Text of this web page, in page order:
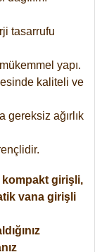
tasarrufu
yapı.
kaliteli ve
gereksiz ağırlık
girişli,
vana girişli